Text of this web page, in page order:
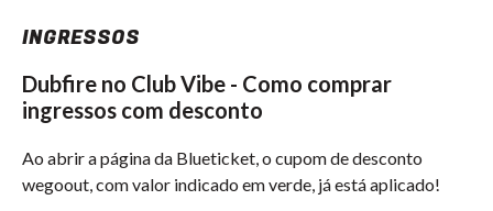
INGRESSOS
Dubfire no Club Vibe - Como comprar
ingressos com desconto
Ao abrir a página da Blueticket, o cupom de desconto
wegoout, com valor indicado em verde, já está aplicado!